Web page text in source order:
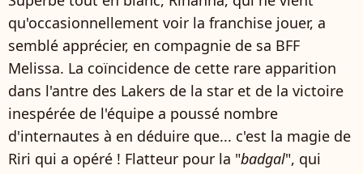
qu'occasionnellement voir la franchise jouer, a
semblé apprécier, en compagnie de sa BFF
Melissa. La coïncidence de cette rare apparition
dans l'antre des Lakers de la star et de la victoire
inespérée de l'équipe a poussé nombre
d'internautes à en déduire que... c'est la magie de
Riri qui a opéré ! Flatteur pour la "badgal", qui